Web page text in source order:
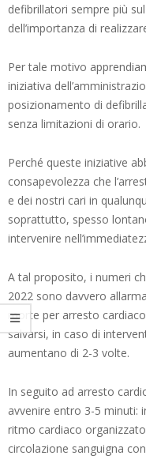
defibrillatori sempre più
dell’importanza di
Per tale motivo
iniziativa
posizionamento di
senza limitazioni di orario.
Perché queste iniziative
consapevolezza che
e dei nostri cari in
soprattutto, spesso
intervenire
A tal proposito, i numeri
2022 sono davvero
morte per arresto
salvarsi, in caso di
aumentano di 2-3 volte.
In seguito ad arresto
avvenire entro 3-5 minuti:
ritmo cardiaco
circolazione sanguigna